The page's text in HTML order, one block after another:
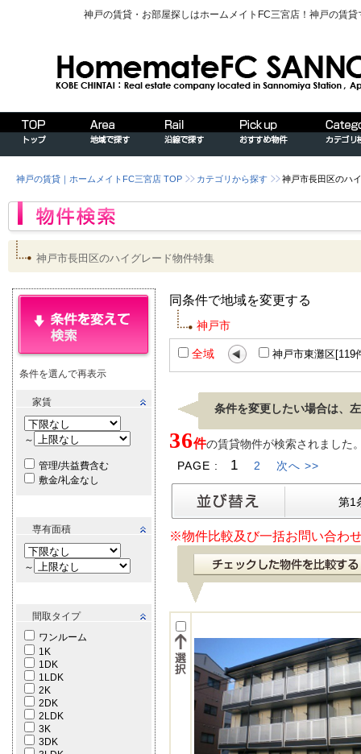
神戸の賃貸・お部屋探しはホームメイトFC三宮店！神戸の賃
神戸の賃貸｜ホームメイトFC三宮店 TOP カテゴリから探す 神戸市長田区のハ
神戸市長田区のハイグレード物件特集
条件を選んで再表示
家賃
～
管理/共益費含む
敷金/礼金なし
専有面積
～
間取タイプ
ワンルーム
1K
1DK
1LDK
2K
2DK
2LDK
3K
3DK
同条件で地域を変更する
神戸市
全域 神戸市東灘区[119
条件を変更したい場合は、
36件の賃貸物件が検索されました
PAGE :
1 2 次へ >>
第1
※物件比較及び一括お問い合わ